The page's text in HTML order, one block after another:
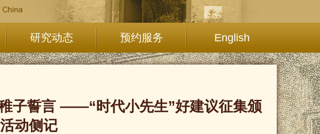
研究动态 预约服务 English
子誓言 ——“时代小先生”好建议征集颁
动侧记